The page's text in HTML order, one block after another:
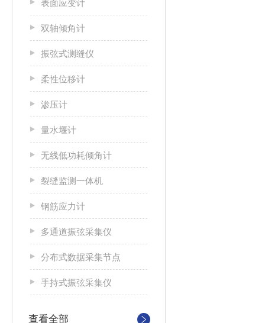
表面应变计
双轴倾角计
振弦式测缝仪
柔性位移计
渗压计
量水堰计
无线低功耗倾角计
裂缝监测一体机
钢筋应力计
多通道振弦采集仪
分布式数据采集节点
⼿持式振弦采集仪
查看全部